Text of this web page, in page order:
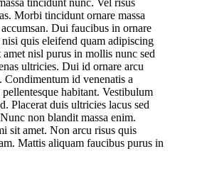
Morbi tincidunt ornare massa
Dui faucibus in ornare
quis eleifend quam adipiscing
nisl purus in mollis nunc sed
ultricies. Dui id ornare arcu
Condimentum id venenatis a
habitant. Vestibulum
Placerat duis ultricies lacus sed
non blandit massa enim.
sit amet. Non arcu risus quis
Mattis aliquam faucibus purus in